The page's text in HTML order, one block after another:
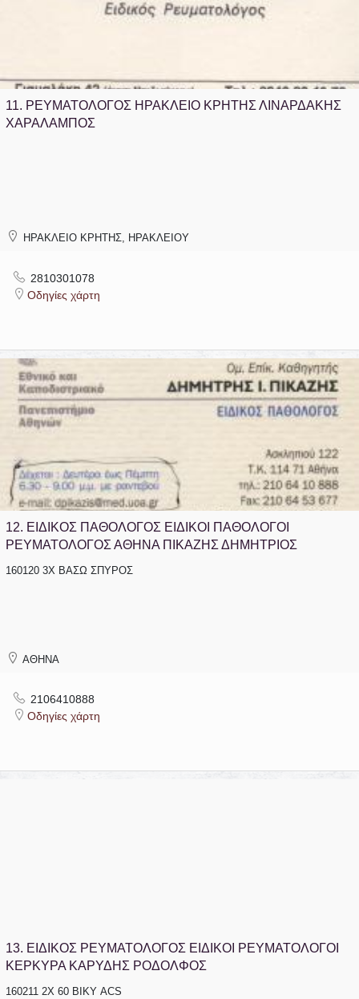
11. ΡΕΥΜΑΤΟΛΟΓΟΣ ΗΡΑΚΛΕΙΟ ΚΡΗΤΗΣ ΛΙΝΑΡΔΑΚΗΣ
ΧΑΡΑΛΑΜΠΟΣ
ΗΡΑΚΛΕΙΟ ΚΡΗΤΗΣ, ΗΡΑΚΛΕΙΟΥ
2810301078
Οδηγίες χάρτη
12. ΕΙΔΙΚΟΣ ΠΑΘΟΛΟΓΟΣ ΕΙΔΙΚΟΙ ΠΑΘΟΛΟΓΟΙ
ΡΕΥΜΑΤΟΛΟΓΟΣ ΑΘΗΝΑ ΠΙΚΑΖΗΣ ΔΗΜΗΤΡΙΟΣ
160120 3Χ ΒΑΣΩ ΣΠΥΡΟΣ
ΑΘΗΝΑ
2106410888
Οδηγίες χάρτη
13. ΕΙΔΙΚΟΣ ΡΕΥΜΑΤΟΛΟΓΟΣ ΕΙΔΙΚΟΙ ΡΕΥΜΑΤΟΛΟΓΟΙ
ΚΕΡΚΥΡΑ ΚΑΡΥΔΗΣ ΡΟΔΟΛΦΟΣ
160211 2Χ 60 ΒΙΚΥ ACS